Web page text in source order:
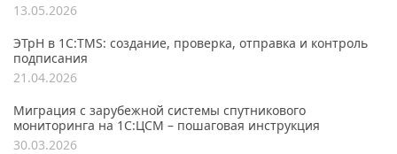
13.05.2026
ЭТрН в 1С:TMS: создание, проверка, отправка и контроль
подписания
21.04.2026
Миграция с зарубежной системы спутникового
мониторинга на 1С:ЦСМ – пошаговая инструкция
30.03.2026